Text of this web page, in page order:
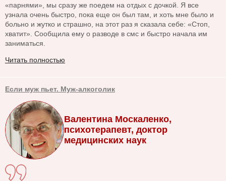
«парнями», мы сразу же поедем на отдых с дочкой. Я все
узнала очень быстро, пока еще он был там, и хоть мне было и
больно и жутко и страшно, на этот раз я сказала себе: «Стоп,
хватит». Сообщила ему о разводе в смс и быстро начала им
заниматься.
Читать полностью
Если муж пьет. Муж-алкоголик
Валентина Москаленко,
психотерапевт, доктор
медицинских наук